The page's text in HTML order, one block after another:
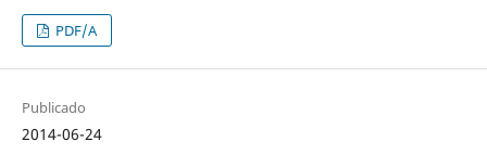
PDF/A
Publicado
2014-06-24